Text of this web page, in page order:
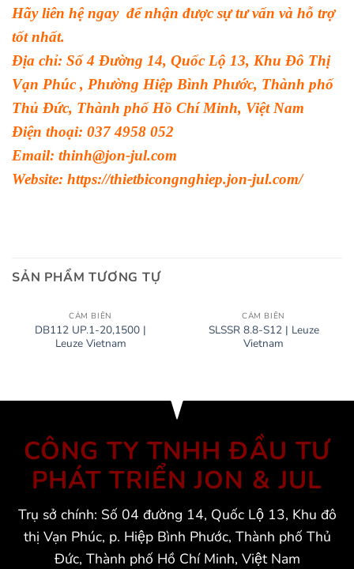
Hãy liên hệ ngay để nhận được sự tư vấn và hỗ trợ
tốt nhất.
Địa chỉ: Số 4 Đường 14, Quốc Lộ 13, Khu Đô Thị
Vạn Phúc , Phường Hiệp Bình Phước, Thành phố
Thủ Đức, Thành phố Hồ Chí Minh, Việt Nam
Điện thoại: 037 4958 052
Email: thinh@jon-jul.com
Website: https://thietbicongnghiep.jon-jul.com/
SẢN PHẨM TƯƠNG TỰ
CẢM BIẾN
DB112 UP.1-20,1500 |
Leuze Vietnam
CẢM BIẾN
SLSSR 8.8-S12 | Leuze
Vietnam
CÔNG TY TNHH ĐẦU TƯ
PHÁT TRIỂN JON & JUL
Trụ sở chính: Số 04 đường 14, Quốc Lộ 13, Khu đô
thị Vạn Phúc, p. Hiệp Bình Phước, Thành phố Thủ
Đức, Thành phố Hồ Chí Minh, Việt Nam